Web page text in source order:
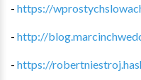
- https://
- http://
- https://